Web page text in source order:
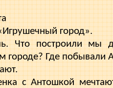
город».
Что построили мы
городе? Где побывали
с Антошкой